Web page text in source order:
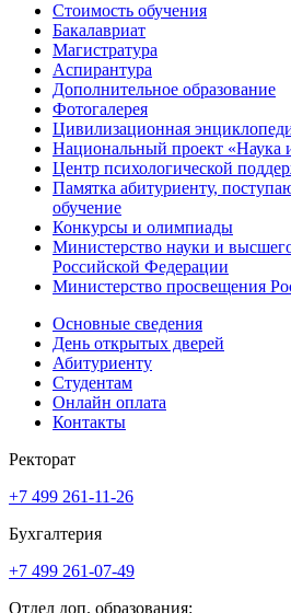
Стоимость обучения
Бакалавриат
Магистратура
Аспирантура
Дополнительное образование
Фотогалерея
Цивилизационная
Национальный проект «Наука
Центр психологической
Памятка абитуриенту,
обучение
Конкурсы и олимпиады
Министерство науки и
Российской Федерации
Министерство просвещения
Основные сведения
День открытых дверей
Абитуриенту
Студентам
Онлайн оплата
Контакты
Ректорат
+7 499 261-11-26
Бухгалтерия
+7 499 261-07-49
Отдел доп. образования: